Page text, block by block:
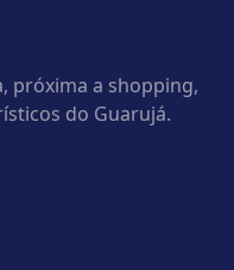
próxima a shopping,
do Guarujá.